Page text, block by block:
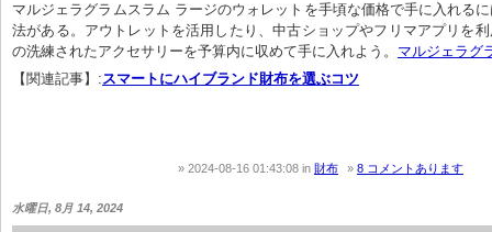
マルジェラグラムスラム ラージのウォレットを手頃な価格で手に入れる
法がある。アウトレットを活用したり、中古ショップやフリマアプリを
の洗練されたアクセサリーを予算内に収めて手に入れよう。 マルジェラグ
【関連記事】: スマートにハイブランド財布を選ぶコツ
2024-08-16 01:43:08 in 財布 8 コメントあります
水曜日, 8月 14, 2024